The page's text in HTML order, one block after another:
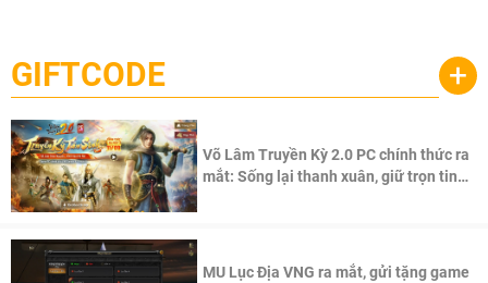
cầu, theo giấy phép chính thức từ công ty game Nhật Bản
Pocketpair, Inc.
GIFTCODE +
Võ Lâm Truyền Kỳ 2.0 PC chính thức ra
mắt: Sống lại thanh xuân, giữ trọn tinh
MU Lục Địa VNG ra mắt, gửi tặng game